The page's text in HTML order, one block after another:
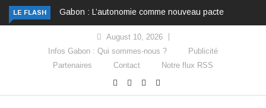
LE FLASH Gabon : L’autonomie comme nouveau pacte
August 10, 2026
Infos Gabon : Qui sommes-nous ?
Publicité
Partenaires
Contact Notre flux RSS